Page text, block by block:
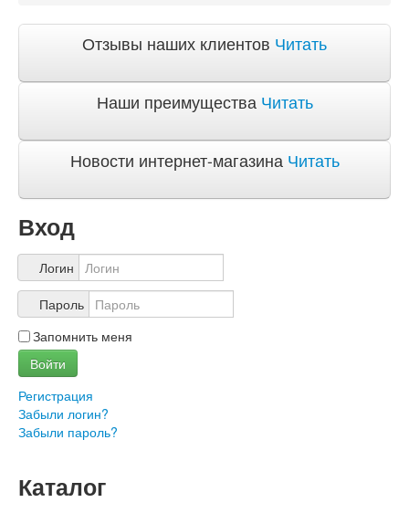
Доставка и оплата по Москве
Доставка по Санкт-Петербугу
О компании
Учетная запись
Отзывы наших клиентов Читать
Наши преимущества Читать
Новости интернет-магазина Читать
Вход
Логин
Пароль
Запомнить меня
Войти
Регистрация
Забыли логин?
Забыли пароль?
Каталог